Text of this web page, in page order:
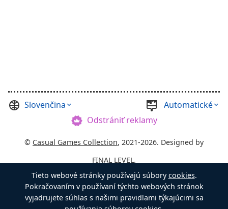
Slovenčina
Automatické
Odstrániť reklamy
© Casual Games Collection, 2021-2026. Designed by
FINAL LEVEL.
Zmluvnými podmienkami
Osobné údaje
Majster Truhlice
Tieto webové stránky používajú súborycookies.
Pokračovaním v používaní týchto webových stránok
vyjadrujete súhlas s našimi pravidlami týkajúcimi sa